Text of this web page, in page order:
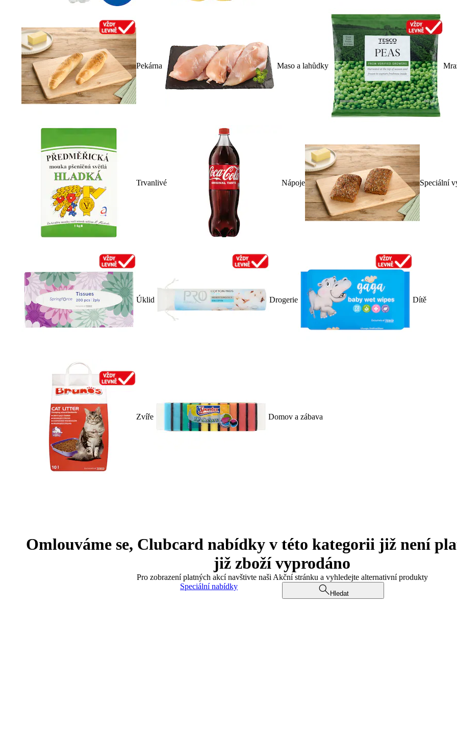
Pekárna Maso a lahůdky
Trvanlivé Nápoje Speciální
Úklid Drogerie Dítě
Zvíře Domov a zábava
Omlouváme se, Clubcard nabídky v této kategorii již není
již zboží vyprodáno
Pro zobrazení platných akcí navštivte naši Akční stránku a vyhledejte alternativní produkty
Speciální nabídky
Hledat